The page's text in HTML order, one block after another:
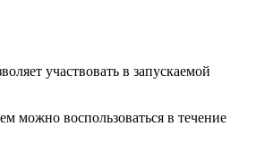
участвовать в запускаемой
можно воспользоваться в течение